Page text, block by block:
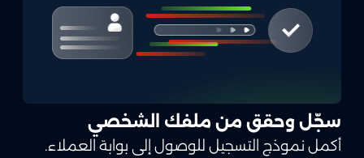
سجّل وحقق من ملفك الشخصي
أكمل نموذج التسجيل للوصول إلى بوابة العملاء.